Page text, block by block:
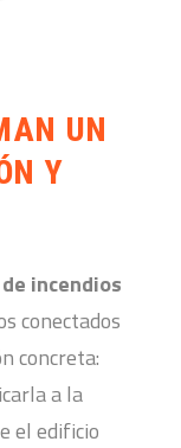
UN
Y
incendios
conectados
concreta:
a la
el edificio